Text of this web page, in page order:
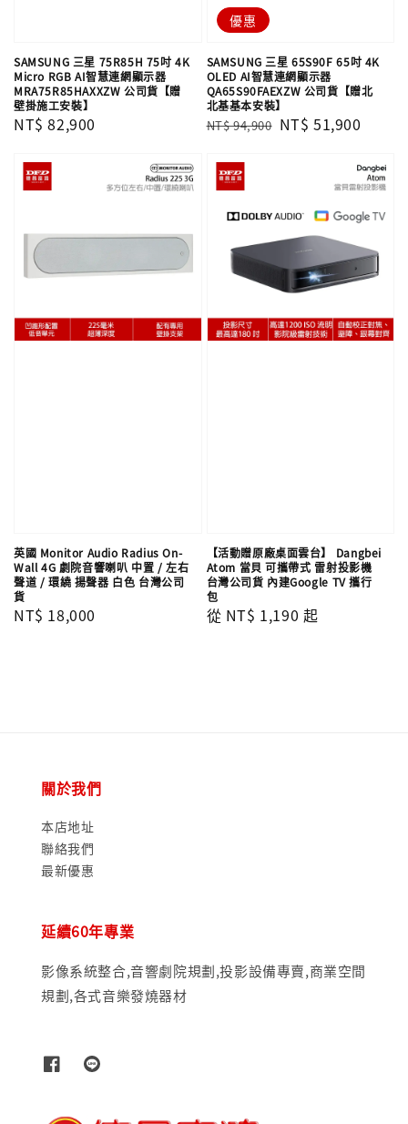
SAMSUNG 三星 75R85H 75吋 4K
Micro RGB AI智慧連網顯示器
MRA75R85HAXXZW 公司貨【贈
壁掛施工安裝】
Regular
NT$ 82,900
優惠
SAMSUNG 三星 65S90F 65吋 4K
OLED AI智慧連網顯示器
QA65S90FAEXZW 公司貨【贈北
北基基本安裝】
Regular
NT$ 94,900 Sale
NT$ 51,900
英國 Monitor Audio Radius On-
Wall 4G 劇院音響喇叭 中置 / 左右
聲道 / 環繞 揚聲器 白色 台灣公司
貨
Regular
NT$ 18,000
【活動贈原廠桌面雲台】 Dangbei
Atom 當貝 可攜帶式 雷射投影機
台灣公司貨 內建Google TV 攜行
包
Regular
從 NT$ 1,190 起
關於我們
本店地址
聯絡我們
最新優惠
延續60年專業
影像系統整合,音響劇院規劃,投影設備專賣,商業空間
規劃,各式音樂發燒器材